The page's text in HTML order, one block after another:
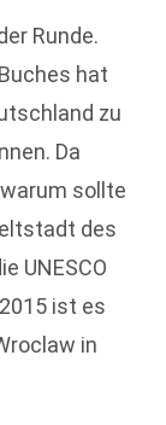
Runde.
hat
zu
Da
sollte
des
UNESCO
ist es
in